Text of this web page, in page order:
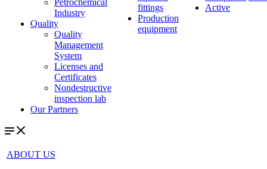
Petrochemical
Industry
Quality
Quality
Management
System
Licenses and
Certificates
Nondestructive
inspection lab
Our Partners
fittings
Production
equipment
Active
ABOUT US